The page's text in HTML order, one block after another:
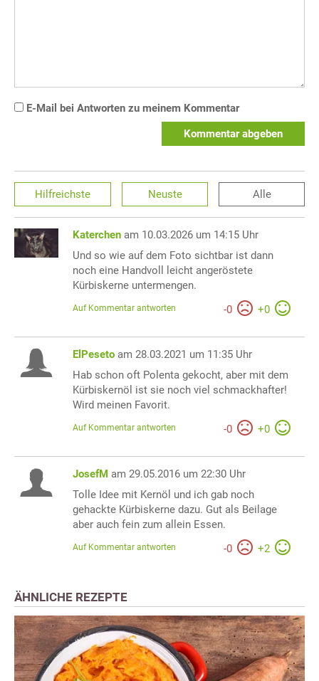
E-Mail bei Antworten zu meinem Kommentar
Kommentar abgeben
Hilfreichste Neuste Alle
Katerchen am 10.03.2026 um 14:15 Uhr
Und so wie auf dem Foto sichtbar ist dann
noch eine Handvoll leicht angeröstete
Kürbiskerne untermengen.
-0 +0
Auf Kommentar antworten
ElPeseto am 28.03.2021 um 11:35 Uhr
Hab schon oft Polenta gekocht, aber mit dem
Kürbiskernöl ist sie noch viel schmackhafter!
Wird meinen Favorit.
-0 +0
Auf Kommentar antworten
JosefM am 29.05.2016 um 22:30 Uhr
Tolle Idee mit Kernöl und ich gab noch
gehackte Kürbiskerne dazu. Gut als Beilage
aber auch fein zum allein Essen.
-0 +2
Auf Kommentar antworten
ÄHNLICHE REZEPTE